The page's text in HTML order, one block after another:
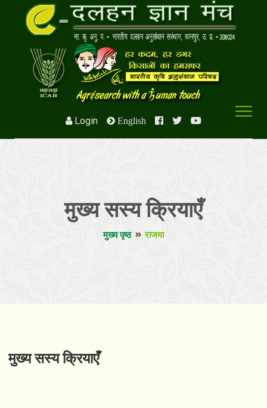
Login English
मुख्य सस्य क्रियाएँ
मुख्य पृष्ठ राजमा
मुख्य सस्य क्रियाएँ